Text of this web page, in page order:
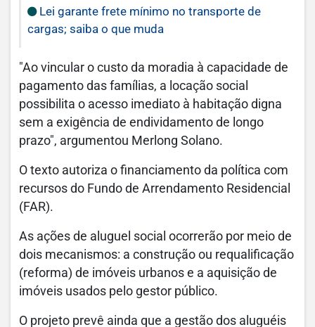
Lei garante frete mínimo no transporte de
cargas; saiba o que muda
"Ao vincular o custo da moradia à capacidade de
pagamento das famílias, a locação social
possibilita o acesso imediato à habitação digna
sem a exigência de endividamento de longo
prazo", argumentou Merlong Solano.
O texto autoriza o financiamento da política com
recursos do Fundo de Arrendamento Residencial
(FAR).
As ações de aluguel social ocorrerão por meio de
dois mecanismos: a construção ou requalificação
(reforma) de imóveis urbanos e a aquisição de
imóveis usados pelo gestor público.
O projeto prevê ainda que a gestão dos aluguéis